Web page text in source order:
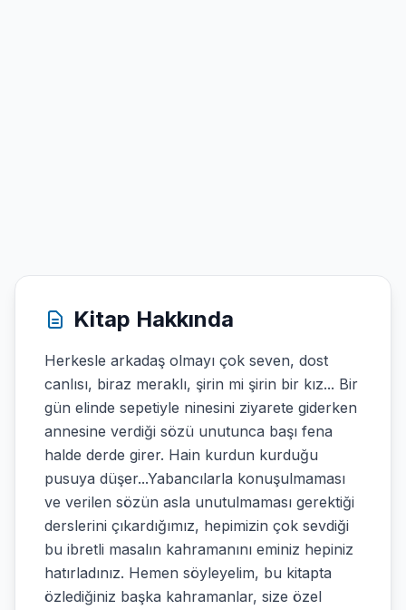
Kitap Hakkında
Herkesle arkadaş olmayı çok seven, dost
canlısı, biraz meraklı, şirin mi şirin bir kız... Bir
gün elinde sepetiyle ninesini ziyarete giderken
annesine verdiği sözü unutunca başı fena
halde derde girer. Hain kurdun kurduğu
pusuya düşer...Yabancılarla konuşulmaması
ve verilen sözün asla unutulmaması gerektiği
derslerini çıkardığımız, hepimizin çok sevdiği
bu ibretli masalın kahramanını eminiz hepiniz
hatırladınız. Hemen söyleyelim, bu kitapta
özlediğiniz başka kahramanlar, size özel